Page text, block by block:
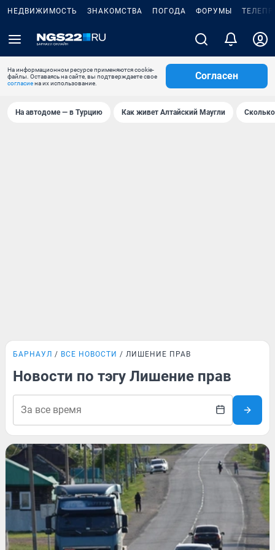
НЕДВИЖИМОСТЬ ЗНАКОМСТВА ПОГОДА ФОРУМЫ
На информационном ресурсе применяются cookie-
файлы. Оставаясь на сайте, вы подтверждаете свое
согласиена их использование.
Согласен
На автодоме — в Турцию Как живет Алтайский Маугли
БАРНАУЛ ВСЕ НОВОСТИ ЛИШЕНИЕ ПРАВ
Новости по тэгу Лишение прав